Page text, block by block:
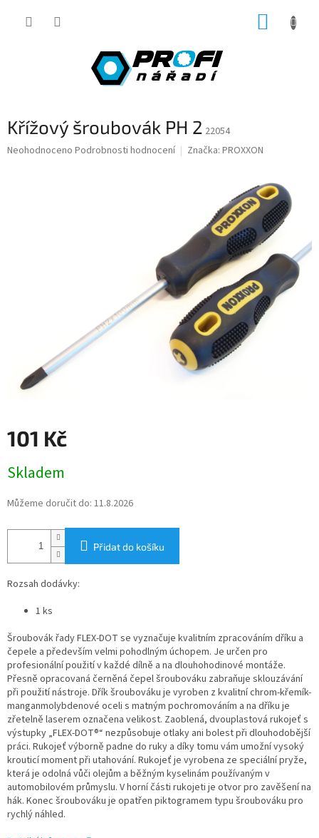
Křížový šroubovák PH 2 22054
Průměrné
Neohodnoceno Podrobnosti hodnocení Značka: PROXXON
101 Kč
cena:
Skladem
Můžeme doručit do: 11.8.2026
Přidat do košíku
Rozsah dodávky:
1 ks
Šroubovák řady FLEX-DOT se vyznačuje kvalitním zpracováním dříku a
čepele a především velmi pohodlným úchopem. Je určen pro
profesionální použití v každé dílně a na dlouhohodinové montáže.
Přesně opracovaná černěná čepel šroubováku zabraňuje sklouzávání
při použití nástroje. Dřík šroubováku je vyroben z kvalitní chrom-křemík-
manganmolybdenové oceli s matným pochromováním a na dříku je
zřetelně laserem označena velikost. Zaoblená, dvouplastová rukojeť s
výstupky „FLEX-DOT®“ nezpůsobuje otlaky ani bolest při dlouhodobější
práci. Rukojeť výborně padne do ruky a díky tomu vám umožní vysoký
krouticí moment při utahování. Rukojeť je vyrobena ze speciální pryže,
která je odolná vůči olejům a běžným kyselinám používaným v
automobilovém průmyslu. V horní části rukojeti je otvor pro zavěšení na
hák. Konec šroubováku je opatřen piktogramem typu šroubováku pro
rychlý náhled.